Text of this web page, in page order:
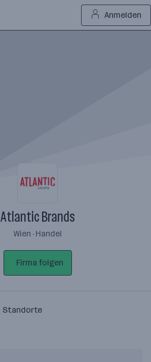
Anmelden
Atlantic Brands
Wien · Handel
Firma folgen
Standorte